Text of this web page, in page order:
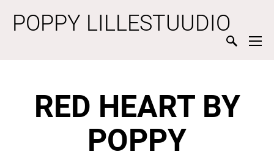
POPPY LILLESTUUDIO
RED HEART BY
POPPY